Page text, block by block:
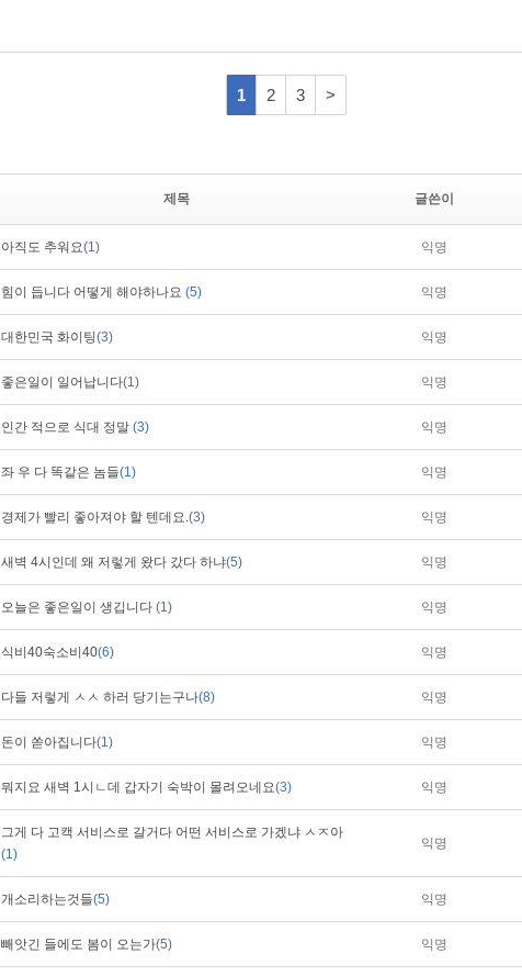
제목 글쓴이
아직도 추워요(1) 익명
힘이 듭니다 어떻게 해야하나요 (5) 익명
대한민국 화이팅(3) 익명
좋은일이 일어납니다(1) 익명
인간 적으로 식대 정말 (3) 익명
좌 우 다 똑같은 놈들(1) 익명
경제가 빨리 좋아져야 할 텐데요.(3) 익명
새벽 4시인데 왜 저렇게 왔다 갔다 하냐(5) 익명
오늘은 좋은일이 생깁니다 (1) 익명
식비40숙소비40(6) 익명
다들 저렇게 ㅅㅅ 하러 당기는구나(8) 익명
돈이 쏟아집니다(1) 익명
뭐지요 새벽 1시ㄴ데 갑자기 숙박이 몰려오네요(3) 익명
그게 다 고캑 서비스로 갈거다 어떤 서비스로 가겠냐 ㅅㅈ아
(1)
익명
개소리하는것들(5) 익명
빼앗긴 들에도 봄이 오는가(5) 익명